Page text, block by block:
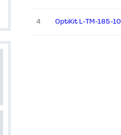
4 OptiKit L-TM-185-10